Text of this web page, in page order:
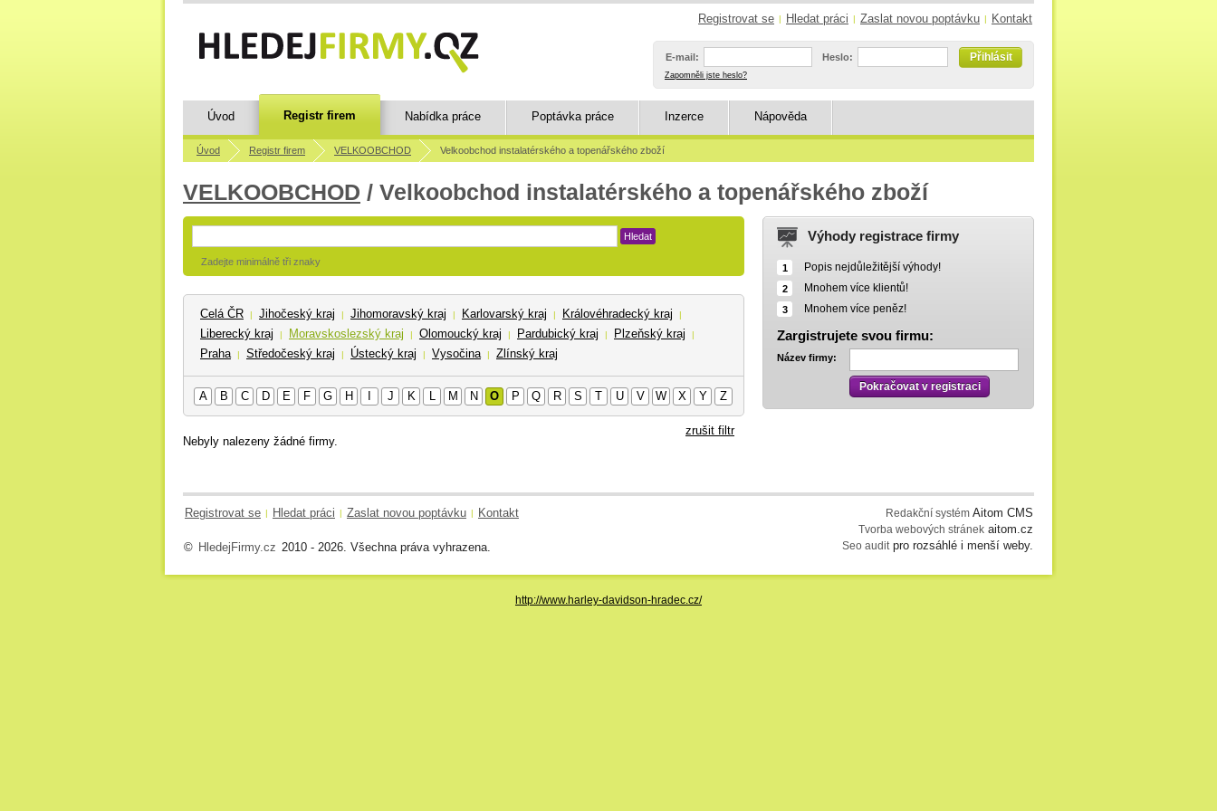
Registrovat se | Hledat práci | Zaslat novou poptávku | Kontakt
E-mail: Heslo:
Zapomněli jste heslo?
Přihlásit
Úvod Registr firem Nabídka práce Poptávka práce Inzerce Nápověda
Úvod Registr firem VELKOOBCHOD Velkoobchod instalatérského a topenářského zboží
VELKOOBCHOD / Velkoobchod instalatérského a topenářského zboží
Hledat
Zadejte minimálně tři znaky
Celá ČR | Jihočeský kraj | Jihomoravský kraj | Karlovarský kraj | Královéhradecký kraj |
Liberecký kraj | Moravskoslezský kraj | Olomoucký kraj | Pardubický kraj | Plzeňský kraj |
Praha | Středočeský kraj | Ústecký kraj | Vysočina | Zlínský kraj
A B C D E F G H J K L M N O P Q R S T U V W X Y Z
zrušit filtr
Nebyly nalezeny žádné firmy.
Výhody registrace firmy
1 Popis nejdůležitější výhody!
2 Mnohem více klientů!
3 Mnohem více peněz!
Zargistrujete svou firmu:
Název firmy:
Pokračovat v registraci
Registrovat se | Hledat práci | Zaslat novou poptávku | Kontakt
© HledejFirmy.cz 2010 - 2026. Všechna práva vyhrazena.
Redakční systém Aitom CMS
Tvorba webových stránek aitom.cz
Seo auditpro rozsáhlé i menší weby.
http://www.harley-davidson-hradec.cz/